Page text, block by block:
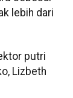
lebih dari
putri
Lizbeth